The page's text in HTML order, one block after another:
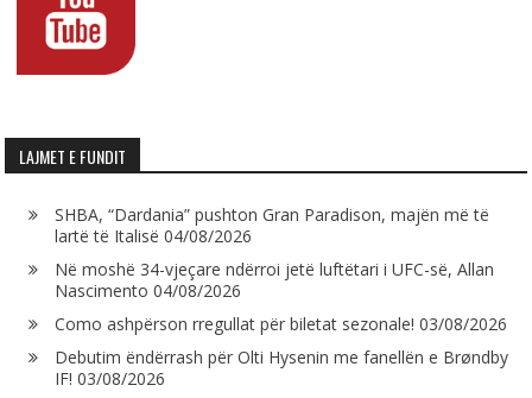
LAJMET E FUNDIT
SHBA, “Dardania” pushton Gran Paradison, majën më të
lartë të Italisë 04/08/2026
Në moshë 34-vjeçare ndërroi jetë luftëtari i UFC-së, Allan
Nascimento 04/08/2026
Como ashpërson rregullat për biletat sezonale! 03/08/2026
Debutim ëndërrash për Olti Hysenin me fanellën e Brøndby
IF! 03/08/2026